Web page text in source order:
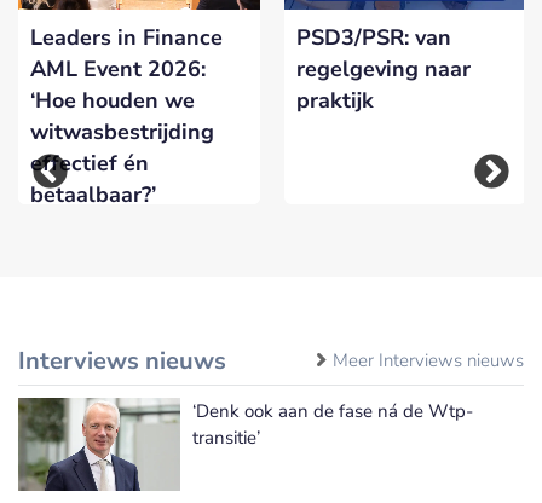
Leaders in Finance
AML Event 2026:
‘Hoe houden we
witwasbestrijding
effectief én
betaalbaar?’
PSD3/PSR: van
regelgeving naar
praktijk
Interviews nieuws Meer Interviews nieuws
‘Denk ook aan de fase ná de Wtp-
transitie’